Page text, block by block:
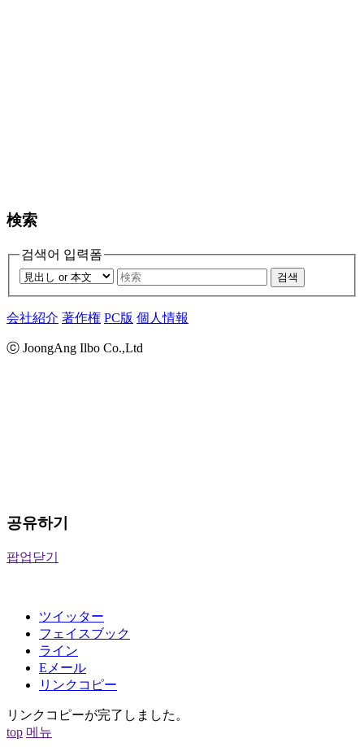
検索
검색어 입력폼
검색
会社紹介 著作権 PC版 個人情報
ⓒ JoongAng Ilbo Co.,Ltd
공유하기
팝업닫기
ツイッター
フェイスブック
ライン
Eメール
リンクコピー
リンクコピーが完了しました。
top 메뉴